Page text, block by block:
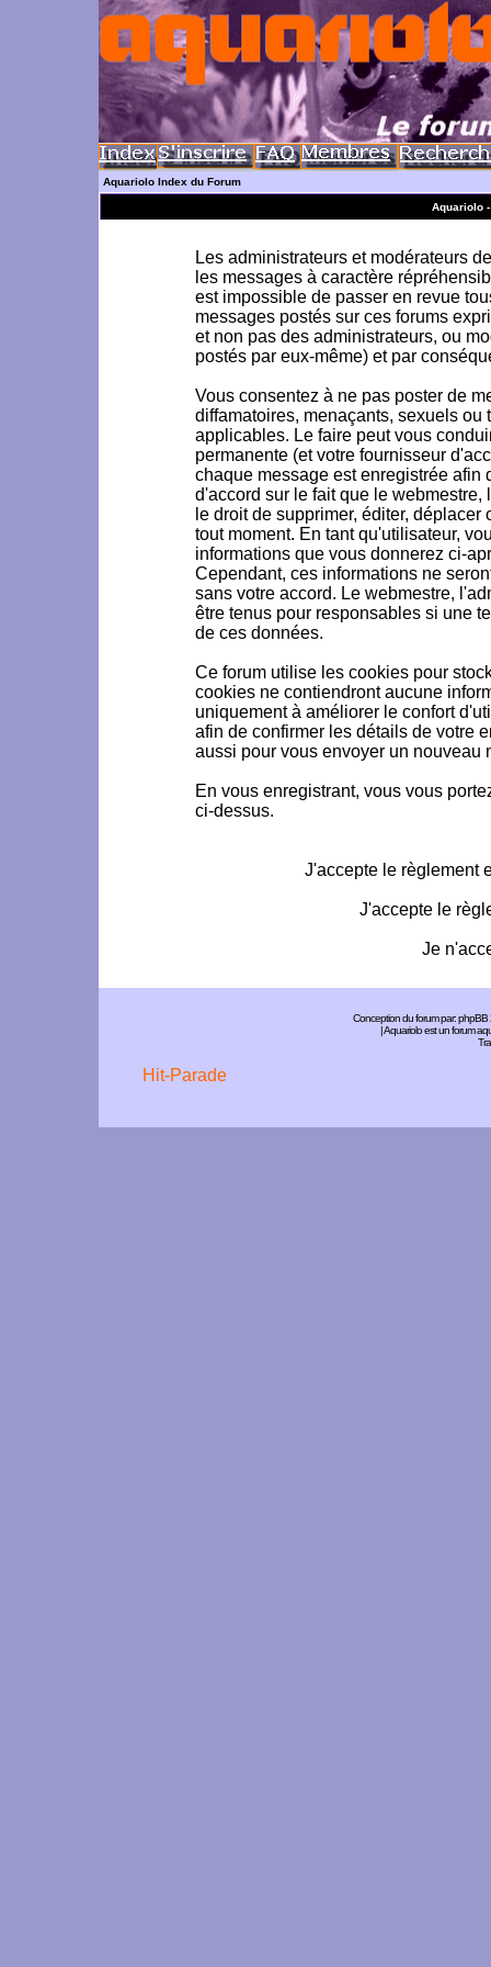
Aquariolo Index du Forum
Aquariolo
Les administrateurs et modérateurs
les messages à caractère
est impossible de passer en revue
messages postés sur ces forums
et non pas des administrateurs, ou
postés par eux-même) et par
Vous consentez à ne pas poster de
diffamatoires, menaçants, sexuels
applicables. Le faire peut vous
permanente (et votre fournisseur
chaque message est enregistrée afin
d'accord sur le fait que le
le droit de supprimer, éditer,
tout moment. En tant qu'utilisateur,
informations que vous donnerez ci-
Cependant, ces informations ne
sans votre accord. Le webmestre,
être tenus pour responsables si une
de ces données.
Ce forum utilise les cookies pour
cookies ne contiendront aucune
uniquement à améliorer le confort
afin de confirmer les détails de votre
aussi pour vous envoyer un nouveau
En vous enregistrant, vous vous
ci-dessus.
J'accepte le règlement
J'accepte le
Je
Conception du forum par:phpBB
| Aquariolo est un forum